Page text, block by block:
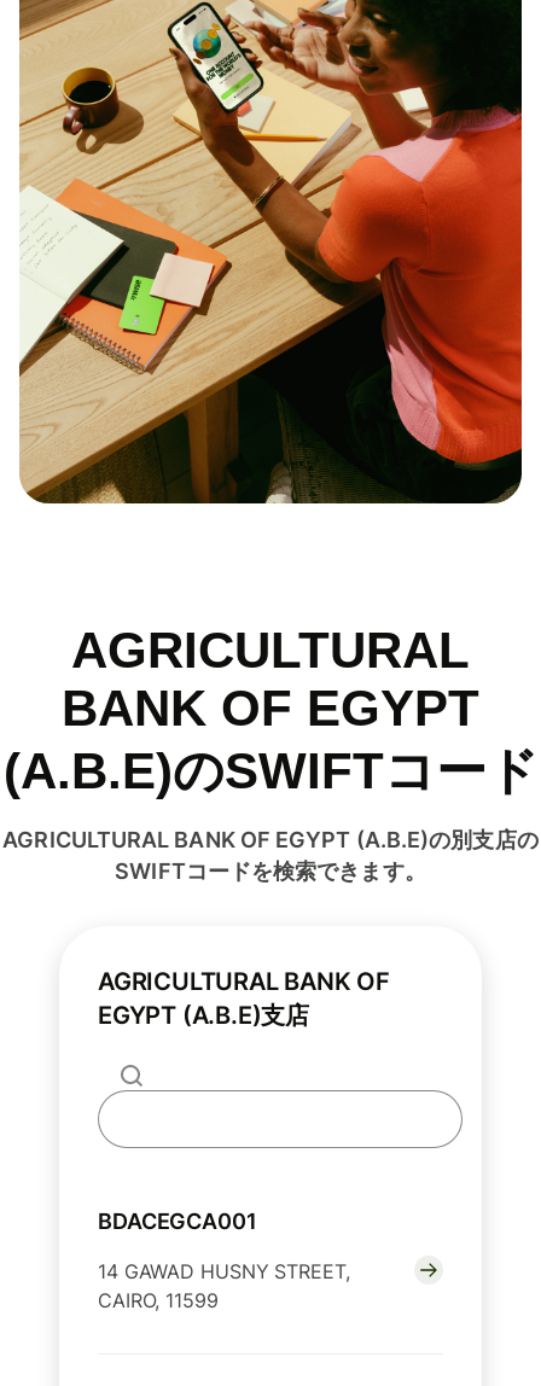
AGRICULTURAL
BANK OF EGYPT
(A.B.E)のSWIFTコード
AGRICULTURAL BANK OF EGYPT (A.B.E)の別支店の
SWIFTコードを検索できます。
AGRICULTURAL BANK OF
EGYPT (A.B.E)支店
BDACEGCA001
14 GAWAD HUSNY STREET,
CAIRO, 11599